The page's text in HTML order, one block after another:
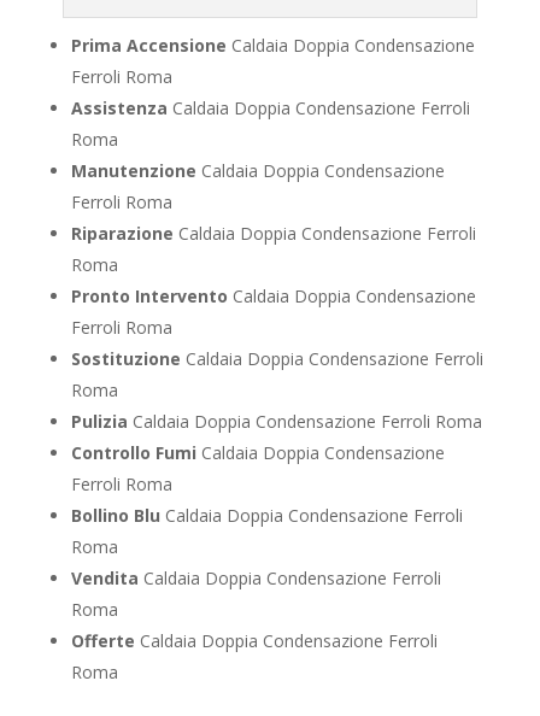
Prima Accensione Caldaia Doppia Condensazione
Ferroli Roma
Assistenza Caldaia Doppia Condensazione Ferroli
Roma
Manutenzione Caldaia Doppia Condensazione
Ferroli Roma
Riparazione Caldaia Doppia Condensazione Ferroli
Roma
Pronto Intervento Caldaia Doppia Condensazione
Ferroli Roma
Sostituzione Caldaia Doppia Condensazione Ferroli
Roma
Pulizia Caldaia Doppia Condensazione Ferroli Roma
Controllo Fumi Caldaia Doppia Condensazione
Ferroli Roma
Bollino Blu Caldaia Doppia Condensazione Ferroli
Roma
Vendita Caldaia Doppia Condensazione Ferroli
Roma
Offerte Caldaia Doppia Condensazione Ferroli
Roma